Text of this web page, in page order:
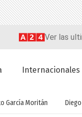
Ver las
Internacionales
García Moritán